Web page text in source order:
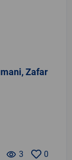
Zafar
0
remove_red_eye 3